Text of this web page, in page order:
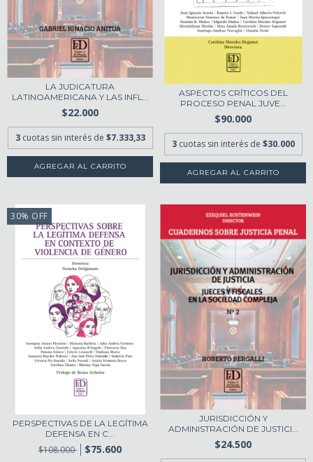
LA JUDICATURA
LATINOAMERICANA Y LAS INFL...
$22.000
3 cuotas sin interés de $7.333,33
ASPECTOS CRÍTICOS DEL
PROCESO PENAL JUVE...
$90.000
3 cuotas sin interés de $30.000
30% OFF
PERSPECTIVAS DE LA LEGÍTIMA
DEFENSA EN C...
$108.000 $75.600
JURISDICCIÓN Y
ADMINISTRACIÓN DE JUSTICI...
$24.500